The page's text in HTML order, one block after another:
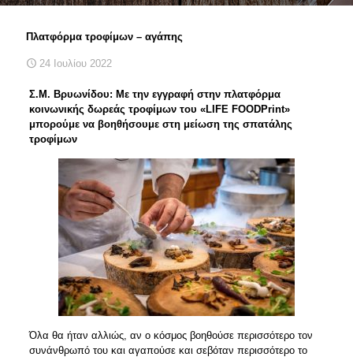
Πλατφόρμα τροφίμων – αγάπης
24 Ιουλίου 2022
Σ.Μ. Βρυωνίδου: Με την εγγραφή στην πλατφόρμα
κοινωνικής δωρεάς τροφίμων του «LIFE FOODPrint»
μπορούμε να βοηθήσουμε στη μείωση της σπατάλης
τροφίμων
Όλα θα ήταν αλλιώς, αν ο κόσμος βοηθούσε περισσότερο τον
συνάνθρωπό του και αγαπούσε και σεβόταν περισσότερο το